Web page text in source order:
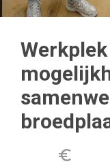
euro_symbol